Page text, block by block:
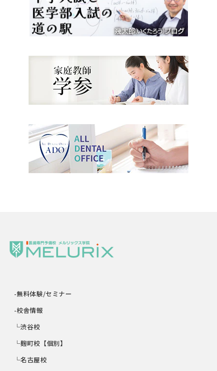
-無料体験/セミナー
-校舎情報
└渋谷校
└麹町校【個別】
└名古屋校